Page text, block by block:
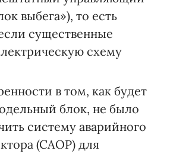
выбега»), то есть
существенные
схему
в том, как будет
блок, не было
систему аварийного
(САОР) для